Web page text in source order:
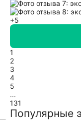
+5
1
2
3
4
5
...
131
Популярные